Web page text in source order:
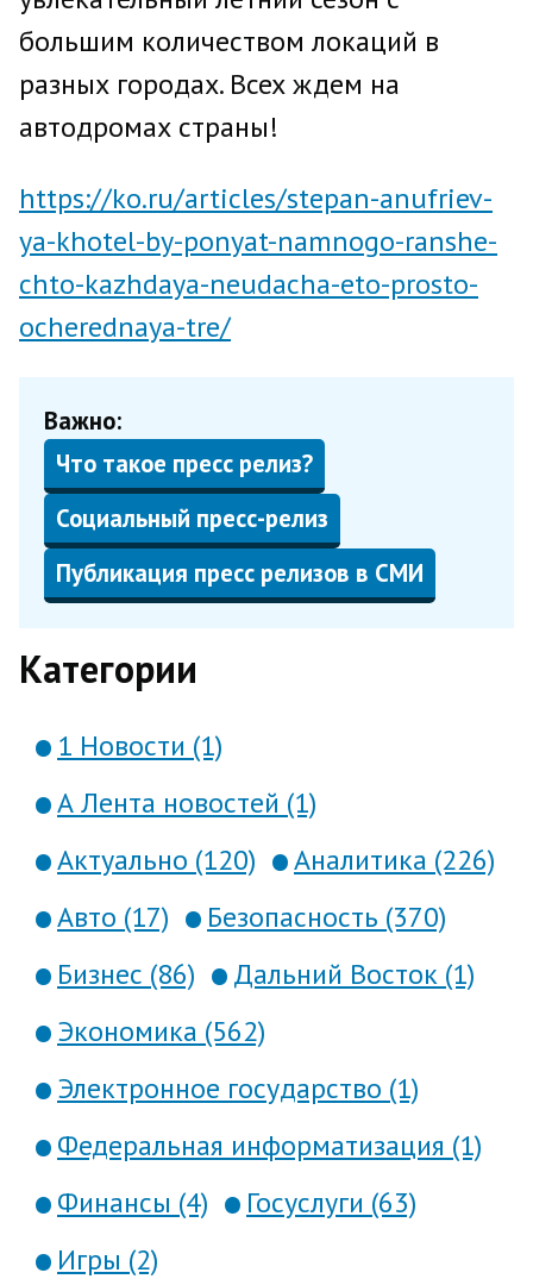
большим количеством локаций в
разных городах. Всех ждем на
автодромах страны!
https://ko.ru/articles/stepan-anufriev-
ya-khotel-by-ponyat-namnogo-ranshe-
chto-kazhdaya-neudacha-eto-prosto-
ocherednaya-tre/
Важно:
Что такое пресс релиз?
Социальный пресс-релиз
Публикация пресс релизов в СМИ
Категории
1 Новости (1)
А Лента новостей (1)
Актуально (120)
Аналитика (226)
Авто (17)
Безопасность (370)
Бизнес (86)
Дальний Восток (1)
Экономика (562)
Электронное государство (1)
Федеральная информатизация (1)
Финансы (4)
Госуслуги (63)
Игры (2)